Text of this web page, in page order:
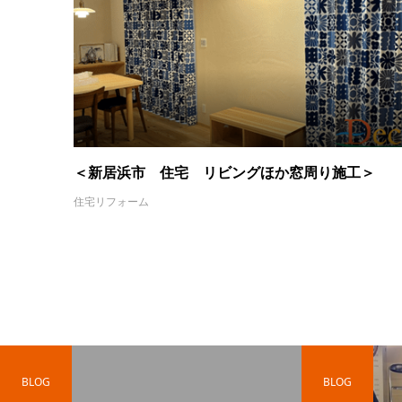
＜新居浜市 住宅 リビングほか窓周り施工＞
住宅リフォーム
BLOG BLOG